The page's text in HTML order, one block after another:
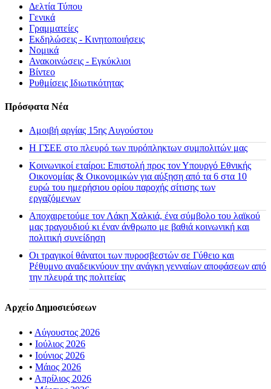
Δελτία Τύπου
Γενικά
Γραμματείες
Εκδηλώσεις - Κινητοποιήσεις
Νομικά
Ανακοινώσεις - Εγκύκλιοι
Βίντεο
Ρυθμίσεις Ιδιωτικότητας
Πρόσφατα Νέα
Αμοιβή αργίας 15ης Αυγούστου
H ΓΣΕΕ στο πλευρό των πυρόπληκτων συμπολιτών μας
Κοινωνικοί εταίροι: Επιστολή προς τον Υπουργό Εθνικής
Οικονομίας & Οικονομικών για αύξηση από τα 6 στα 10
ευρώ του ημερήσιου ορίου παροχής σίτισης των
εργαζόμενων
Αποχαιρετούμε τον Λάκη Χαλκιά, ένα σύμβολο του λαϊκού
μας τραγουδιού κι έναν άνθρωπο με βαθιά κοινωνική και
πολιτική συνείδηση
Οι τραγικοί θάνατοι των πυροσβεστών σε Γύθειο και
Ρέθυμνο αναδεικνύουν την ανάγκη γενναίων αποφάσεων από
την πλευρά της πολιτείας
Αρχείο Δημοσιεύσεων
• Αύγουστος 2026
• Ιούλιος 2026
• Ιούνιος 2026
• Μάιος 2026
• Απρίλιος 2026